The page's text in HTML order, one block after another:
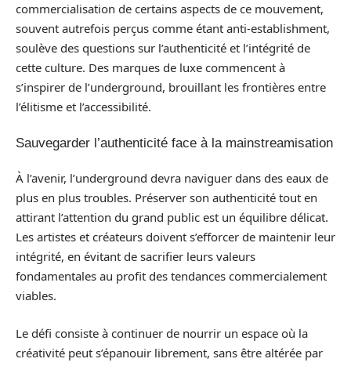
commercialisation de certains aspects de ce mouvement,
souvent autrefois perçus comme étant anti-establishment,
soulève des questions sur l’authenticité et l’intégrité de
cette culture. Des marques de luxe commencent à
s’inspirer de l’underground, brouillant les frontières entre
l’élitisme et l’accessibilité.
Sauvegarder l’authenticité face à la mainstreamisation
À l’avenir, l’underground devra naviguer dans des eaux de
plus en plus troubles. Préserver son authenticité tout en
attirant l’attention du grand public est un équilibre délicat.
Les artistes et créateurs doivent s’efforcer de maintenir leur
intégrité, en évitant de sacrifier leurs valeurs
fondamentales au profit des tendances commercialement
viables.
Le défi consiste à continuer de nourrir un espace où la
créativité peut s’épanouir librement, sans être altérée par